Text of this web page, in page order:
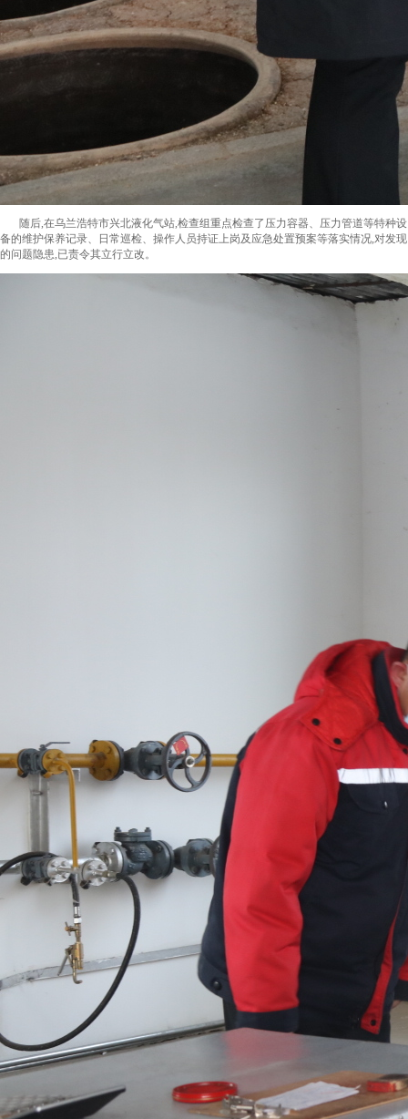
随后,在乌兰浩特市兴北液化气站,检查组重点检查了压力容器、压力管道等特种设
备的维护保养记录、日常巡检、操作人员持证上岗及应急处置预案等落实情况,对发现
的问题隐患,已责令其立行立改。